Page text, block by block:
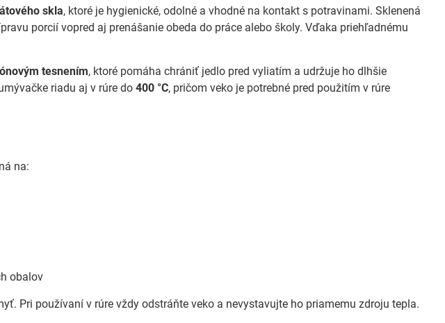
skla, ktoré je hygienické, odolné a vhodné na kontakt s potravinami. Sklenená
porcií vopred aj prenášanie obeda do práce alebo školy. Vďaka priehľadnému
tesnením, ktoré pomáha chrániť jedlo pred vyliatím a udržuje ho dlhšie
riadu aj v rúre do400 °C, pričom veko je potrebné pred použitím v rúre
na:
obalov
Pri používaní v rúre vždy odstráňte veko a nevystavujte ho priamemu zdroju tepla.